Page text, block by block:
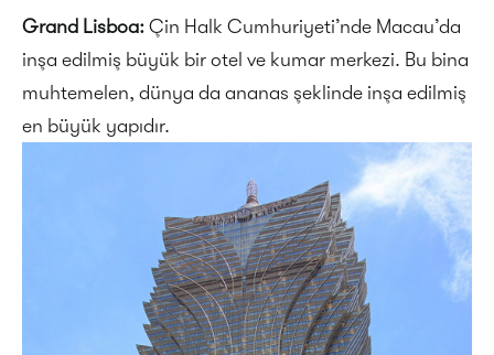
Grand Lisboa: Çin Halk Cumhuriyeti’nde Macau’da
inşa edilmiş büyük bir otel ve kumar merkezi. Bu bina
muhtemelen, dünya da ananas şeklinde inşa edilmiş
en büyük yapıdır.